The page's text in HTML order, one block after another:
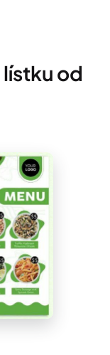
od